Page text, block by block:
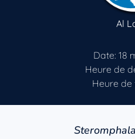
Al
Date: 18
Heure de
Heure de